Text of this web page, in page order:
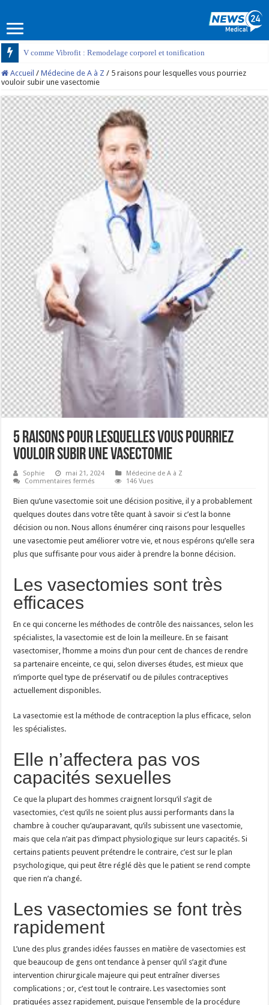
V comme Vibrofit : Remodelage corporel et tonification
Accueil / Médecine de A à Z / 5 raisons pour lesquelles vous pourriez
vouloir subir une vasectomie
5 raisons pour lesquelles vous pourriez
vouloir subir une vasectomie
Sophie mai 21, 2024
Médecine de A à Z
Commentaires fermés
raisons
pour
lesquelles
vous
pourriez
subir
une
vasectomie
146 Vues
Bien qu’une vasectomie soit une décision positive, il y a probablement
quelques doutes dans votre tête quant à savoir si c’est la bonne
décision ou non. Nous allons énumérer cinq raisons pour lesquelles
une vasectomie peut améliorer votre vie, et nous espérons qu’elle sera
plus que suffisante pour vous aider à prendre la bonne décision.
Les vasectomies sont très
efficaces
En ce qui concerne les méthodes de contrôle des naissances, selon les
spécialistes, la vasectomie est de loin la meilleure. En se faisant
vasectomiser, l’homme a moins d’un pour cent de chances de rendre
sa partenaire enceinte, ce qui, selon diverses études, est mieux que
n’importe quel type de préservatif ou de pilules contraceptives
actuellement disponibles.
La vasectomie est la méthode de contraception la plus efficace, selon
les spécialistes.
Elle n’affectera pas vos
capacités sexuelles
Ce que la plupart des hommes craignent lorsqu’il s’agit de
vasectomies, c’est qu’ils ne soient plus aussi performants dans la
chambre à coucher qu’auparavant, qu’ils subissent une vasectomie,
mais que cela n’ait pas d’impact physiologique sur leurs capacités. Si
certains patients peuvent prétendre le contraire, c’est sur le plan
psychologique, qui peut être réglé dès que le patient se rend compte
que rien n’a changé.
Les vasectomies se font très
rapidement
L’une des plus grandes idées fausses en matière de vasectomies est
que beaucoup de gens ont tendance à penser qu’il s’agit d’une
intervention chirurgicale majeure qui peut entraîner diverses
complications ; or, c’est tout le contraire. Les vasectomies sont
pratiquées assez rapidement, puisque l’ensemble de la procédure